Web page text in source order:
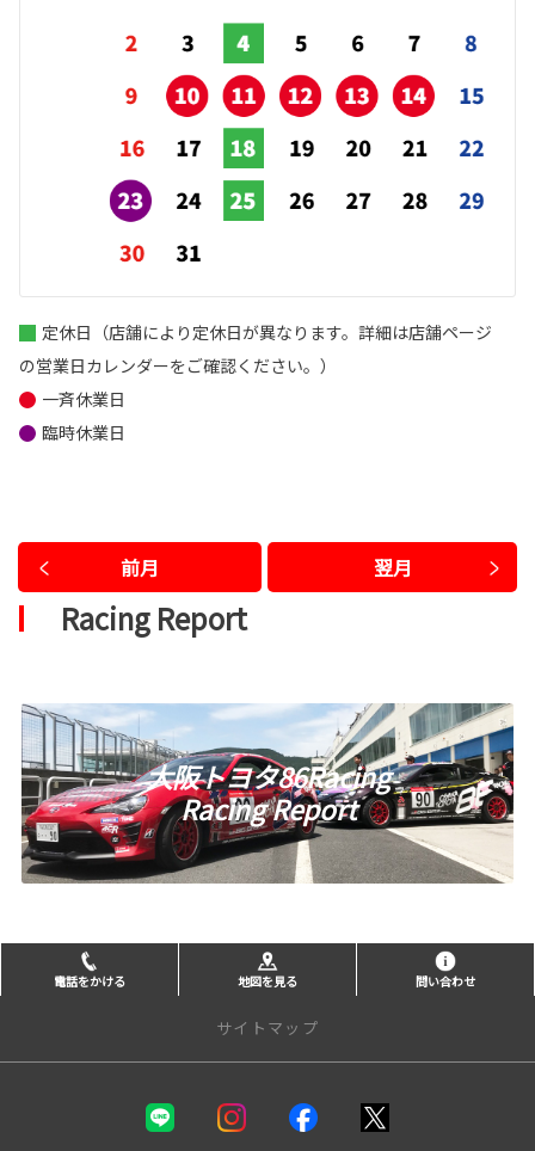
前月 翌月
定休日（店舗により定休日が異なります。詳細は店舗ページ
の営業日カレンダーをご確認ください。）
一斉休業日
臨時休業日
Racing Report
大阪トヨタ86Racing
Racing Report
電話をかける 地図を見る 問い合わせ
サイトマップ